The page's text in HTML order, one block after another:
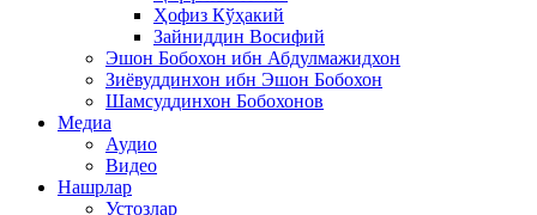
Ҳофиз Кўҳакий
Зайниддин Восифий
Эшон Бобохон ибн Абдулмажидхон
Зиёвуддинхон ибн Эшон Бобохон
Шамсуддинхон Бобохонов
Медиа
Аудио
Видео
Нашрлар
Устозлар